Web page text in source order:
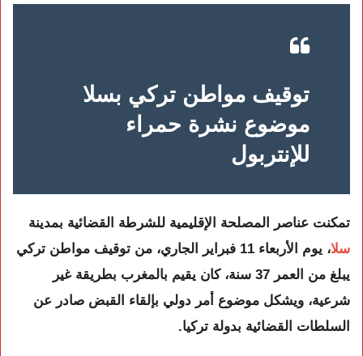
توقيف مواطن تركي بسلا
موضوع نشرة حمراء
للإنتربول
تمكنت عناصر المصلحة الإقليمية للشرطة القضائية بمدينة
سلا
، يوم الأربعاء 11 فبراير الجاري، من توقيف مواطن تركي
يبلغ من العمر 37 سنة، كان يقيم بالمغرب بطريقة غير
شرعية، ويشكل موضوع أمر دولي بإلقاء القبض صادر عن
السلطات القضائية بدولة تركيا.